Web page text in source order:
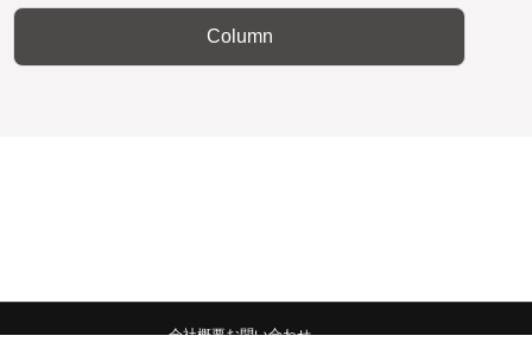
Column
会社概要お問い合わせ